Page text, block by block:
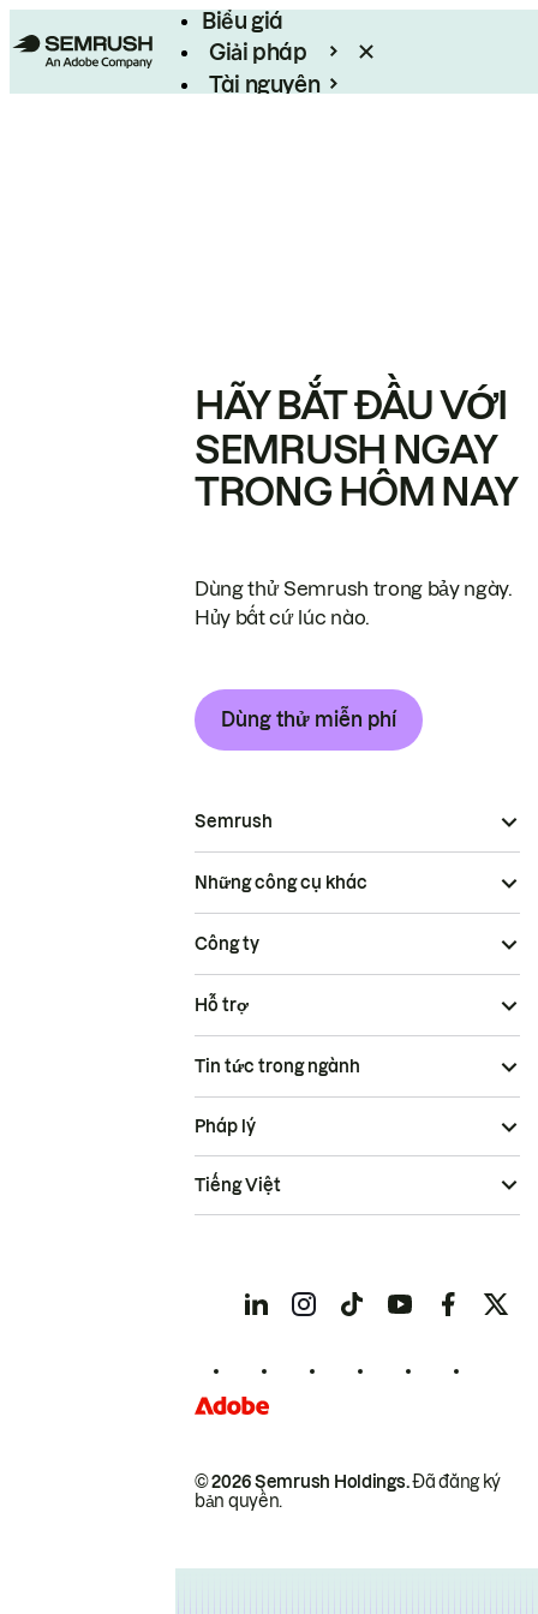
Biểu giá
Giải pháp
Tài nguyên
HÃY BẮT ĐẦU VỚI
SEMRUSH NGAY
TRONG HÔM NAY
Dùng thử Semrush trong bảy ngày.
Hủy bất cứ lúc nào.
Dùng thử miễn phí
Semrush
Những công cụ khác
Công ty
Hỗ trợ
Tin tức trong ngành
© 2026 Semrush Holdings.Đã đăng ký
bản quyền.
Pháp lý
Tiếng Việt